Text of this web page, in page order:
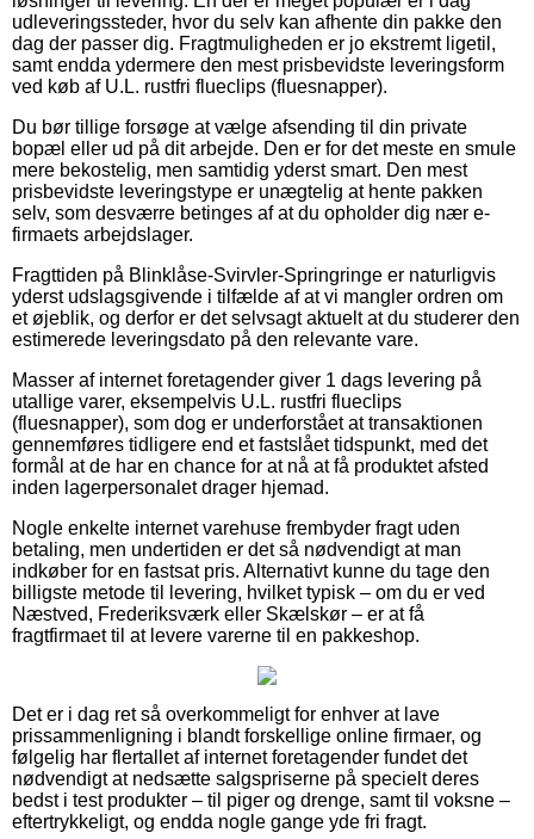
udleveringssteder, hvor du selv kan afhente din pakke den
dag der passer dig. Fragtmuligheden er jo ekstremt ligetil,
samt endda ydermere den mest prisbevidste leveringsform
ved køb af U.L. rustfri flueclips (fluesnapper).
Du bør tillige forsøge at vælge afsending til din private
bopæl eller ud på dit arbejde. Den er for det meste en smule
mere bekostelig, men samtidig yderst smart. Den mest
prisbevidste leveringstype er unægtelig at hente pakken
selv, som desværre betinges af at du opholder dig nær e-
firmaets arbejdslager.
Fragttiden på Blinklåse-Svirvler-Springringe er naturligvis
yderst udslagsgivende i tilfælde af at vi mangler ordren om
et øjeblik, og derfor er det selvsagt aktuelt at du studerer den
estimerede leveringsdato på den relevante vare.
Masser af internet foretagender giver 1 dags levering på
utallige varer, eksempelvis U.L. rustfri flueclips
(fluesnapper), som dog er underforstået at transaktionen
gennemføres tidligere end et fastslået tidspunkt, med det
formål at de har en chance for at nå at få produktet afsted
inden lagerpersonalet drager hjemad.
Nogle enkelte internet varehuse frembyder fragt uden
betaling, men undertiden er det så nødvendigt at man
indkøber for en fastsat pris. Alternativt kunne du tage den
billigste metode til levering, hvilket typisk – om du er ved
Næstved, Frederiksværk eller Skælskør – er at få
fragtfirmaet til at levere varerne til en pakkeshop.
Det er i dag ret så overkommeligt for enhver at lave
prissammenligning i blandt forskellige online firmaer, og
følgelig har flertallet af internet foretagender fundet det
nødvendigt at nedsætte salgspriserne på specielt deres
bedst i test produkter – til piger og drenge, samt til voksne –
eftertrykkeligt, og endda nogle gange yde fri fragt.